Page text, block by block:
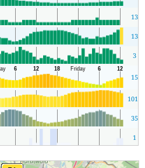
13
13
3
15
1013
35
1